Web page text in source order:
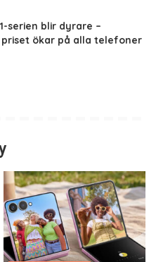
serien blir dyrare –
ökar på alla telefoner